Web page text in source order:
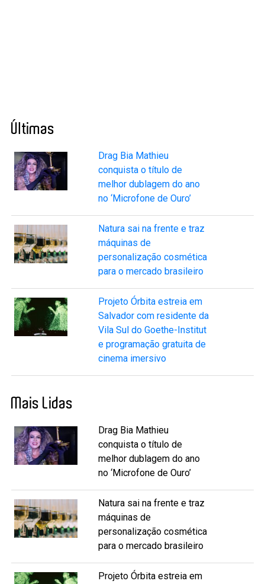
Últimas
Drag Bia Mathieu
conquista o título de
melhor dublagem do ano
no ‘Microfone de Ouro’
Natura sai na frente e traz
máquinas de
personalização cosmética
para o mercado brasileiro
Projeto Órbita estreia em
Salvador com residente da
Vila Sul do Goethe-Institut
e programação gratuita de
cinema imersivo
Mais Lidas
Drag Bia Mathieu
conquista o título de
melhor dublagem do ano
no ‘Microfone de Ouro’
Natura sai na frente e traz
máquinas de
personalização cosmética
para o mercado brasileiro
Projeto Órbita estreia em